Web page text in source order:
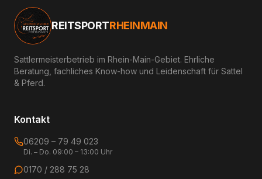
REITSPORTRHEINMAIN
Sattlermeisterbetrieb im Rhein-Main-Gebiet. Ehrliche
Beratung, fachliches Know-how und Leidenschaft für Sattel
& Pferd.
Kontakt
06209 – 79 49 023
Di. – Do. 09:00 – 13:00 Uhr
0170 / 288 75 28